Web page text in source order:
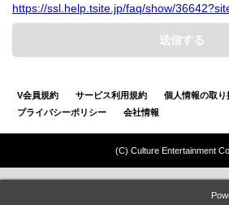
https://ssl.help.tsite.jp/faq/show/
送信する
V会員規約 サービス利用規約
個人情報の取り
プライバシーポリシー
会社情報
(C) Culture Entertainment